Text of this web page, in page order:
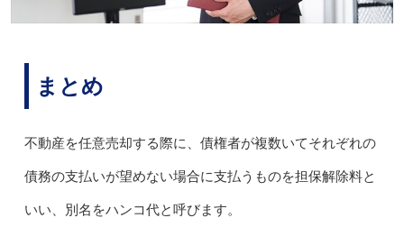
まとめ
不動産を任意売却する際に、債権者が複数いてそれぞれの
債務の支払いが望めない場合に支払うものを担保解除料と
いい、別名をハンコ代と呼びます。